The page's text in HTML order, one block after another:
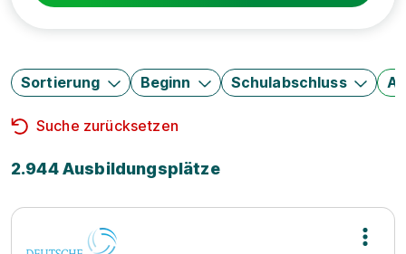
Sortierung Beginn Schulabschluss
Suche zurücksetzen
2.944 Ausbildungsplätze